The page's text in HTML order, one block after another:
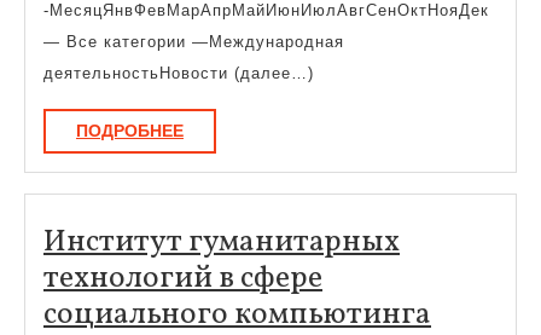
-МесяцЯнвФевМарАпрМайИюнИюлАвгСенОктНояДек
— Все категории —Международная
деятельностьНовости (далее…)
ПОДРОБНЕЕПОДРОБНЕЕ
Институт гуманитарных
технологий в сфере
социального компьютинга